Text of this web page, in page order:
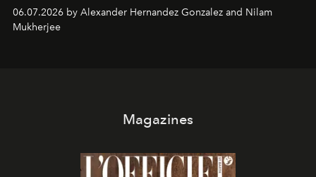
06.07.2026 by Alexander Hernandez Gonzalez and Nilam
Mukherjee
Magazines